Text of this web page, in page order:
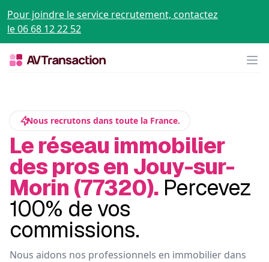
Pour joindre le service recrutement, contactez
le 06 68 12 22 52
Nous recrutons dans toute la France.
Le réseau immobilier
des pros en Jouy-sur-
Morin (77320). Percevez
100% de vos
commissions.
Nous aidons nos professionnels en immobilier dans